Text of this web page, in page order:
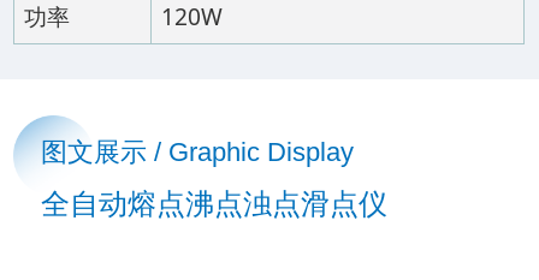
功率
120W
图文展示 / Graphic Display
全自动熔点沸点浊点滑点仪